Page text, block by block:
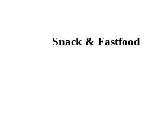
Snack & Fastfood